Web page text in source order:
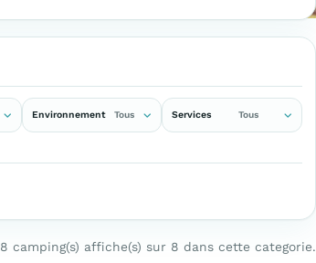
Environnement Tous Services Tous
8 camping(s) affiche(s) sur 8 dans cette categorie.